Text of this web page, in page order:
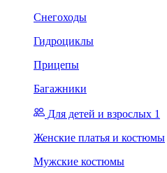
Снегоходы
Гидроциклы
Прицепы
Багажники
Для детей и взрослых 1
Женские платья и костюмы
Мужские костюмы